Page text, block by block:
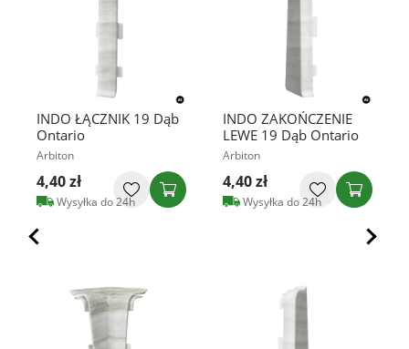
INDO ŁĄCZNIK 19 Dąb
Ontario
Arbiton
4,40 zł
Wysyłka do 24h
INDO ZAKOŃCZENIE
LEWE 19 Dąb Ontario
Arbiton
4,40 zł
Wysyłka do 24h